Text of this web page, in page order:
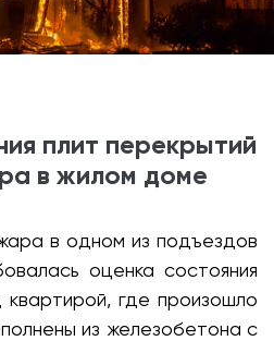
плит перекрытий
в жилом доме
в одном из подъездов
оценка состояния
где произошло
из железобетона с